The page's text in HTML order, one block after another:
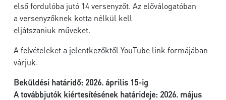
első fordulóba jutó 14 versenyzőt. Az előválogatóban
a versenyzőknek kotta nélkül kell
eljátszaniuk műveket.
A felvételeket a jelentkezőktől YouTube link formájában
várjuk.
Beküldési határidő: 2026. április 15-ig
A továbbjutók kiértesítésének határideje: 2026. május